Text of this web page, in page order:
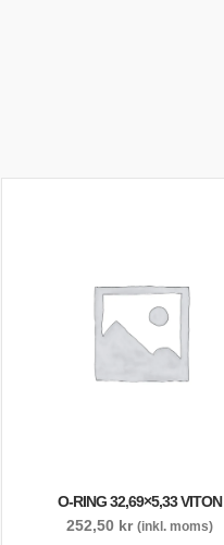
O-RING 32,69×5,33 VITON
252,50 kr (inkl. moms)